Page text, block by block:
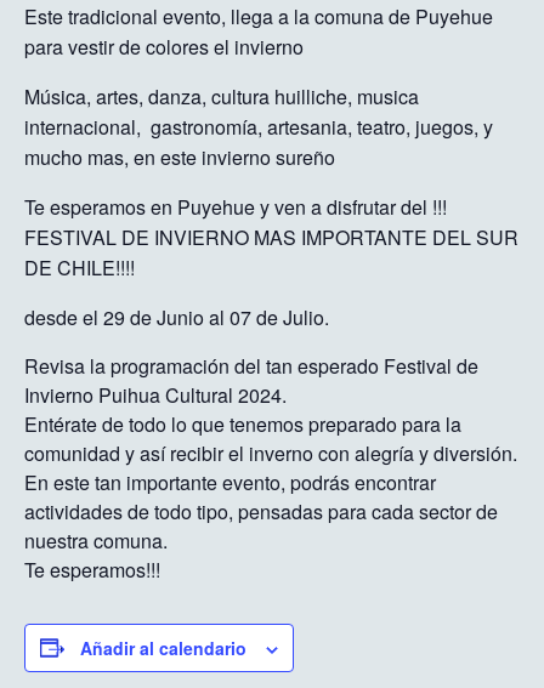
Este tradicional evento, llega a la comuna de Puyehue
para vestir de colores el invierno
Música, artes, danza, cultura huilliche, musica
internacional, gastronomía, artesania, teatro, juegos, y
mucho mas, en este invierno sureño
Te esperamos en Puyehue y ven a disfrutar del !!!
FESTIVAL DE INVIERNO MAS IMPORTANTE DEL SUR
DE CHILE!!!!
desde el 29 de Junio al 07 de Julio.
Revisa la programación del tan esperado Festival de
Invierno Puihua Cultural 2024.
Entérate de todo lo que tenemos preparado para la
comunidad y así recibir el inverno con alegría y diversión.
En este tan importante evento, podrás encontrar
actividades de todo tipo, pensadas para cada sector de
nuestra comuna.
Te esperamos!!!
Añadir al calendario